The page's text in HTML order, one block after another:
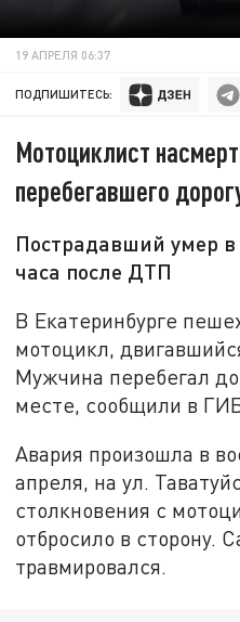
19 АПРЕЛЯ 06:37
ПОДПИШИТЕСЬ:
Мотоциклист
перебегавшего
Пострадавший умер в
часа после ДТП
В Екатеринбурге
мотоцикл,
Мужчина перебегал
месте, сообщили в
Авария произошла в
апреля, на ул.
столкновения с
отбросило в сторону.
травмировался.